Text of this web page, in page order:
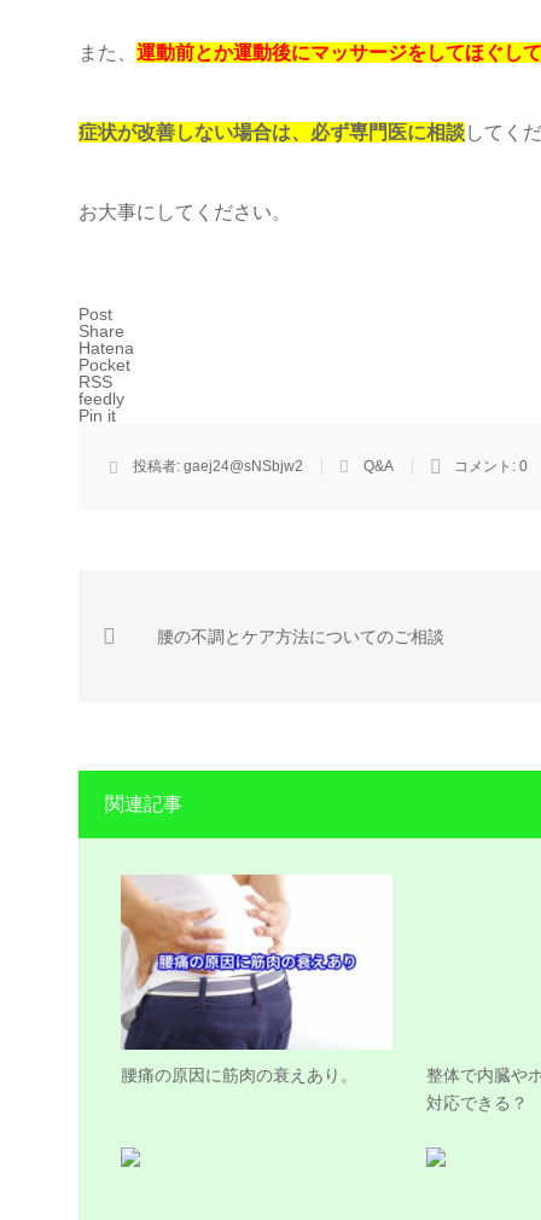
また、 運動前とか運動後にマッサージをしてほぐし
症状が改善しない場合は、必ず専門医に相談してく
お大事にしてください。
Post
Share
Hatena
Pocket
RSS
feedly
Pin it
投稿者: gaej24@sNSbjw2 Q&A コメント: 0
腰の不調とケア方法についてのご相談
関連記事
腰痛の原因に筋肉の衰えあり。
整体で内臓や
対応できる？